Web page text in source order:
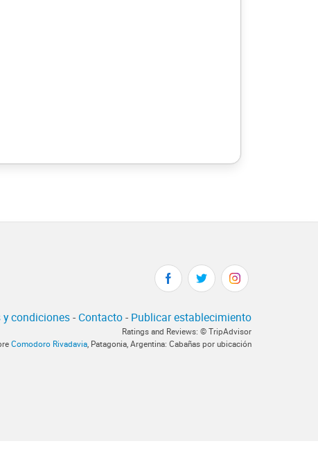
y condiciones- Contacto- Publicar establecimiento
Ratings and Reviews: © TripAdvisor
Comodoro Rivadavia , Patagonia, Argentina: Cabañas por ubicación